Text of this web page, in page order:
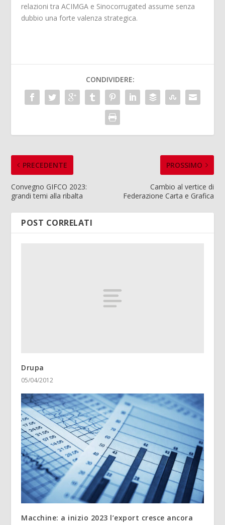
relazioni tra ACIMGA e Sinocorrugated assume senza
dubbio una forte valenza strategica.
CONDIVIDERE:
PRECEDENTE
Convegno GIFCO 2023:
grandi temi alla ribalta
PROSSIMO
Cambio al vertice di
Federazione Carta e Grafica
POST CORRELATI
Drupa
05/04/2012
Macchine: a inizio 2023 l’export cresce ancora